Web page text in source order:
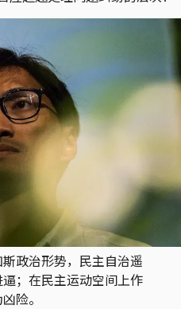
政治形势，民主自治遥
；在民主运动空间上作
险。